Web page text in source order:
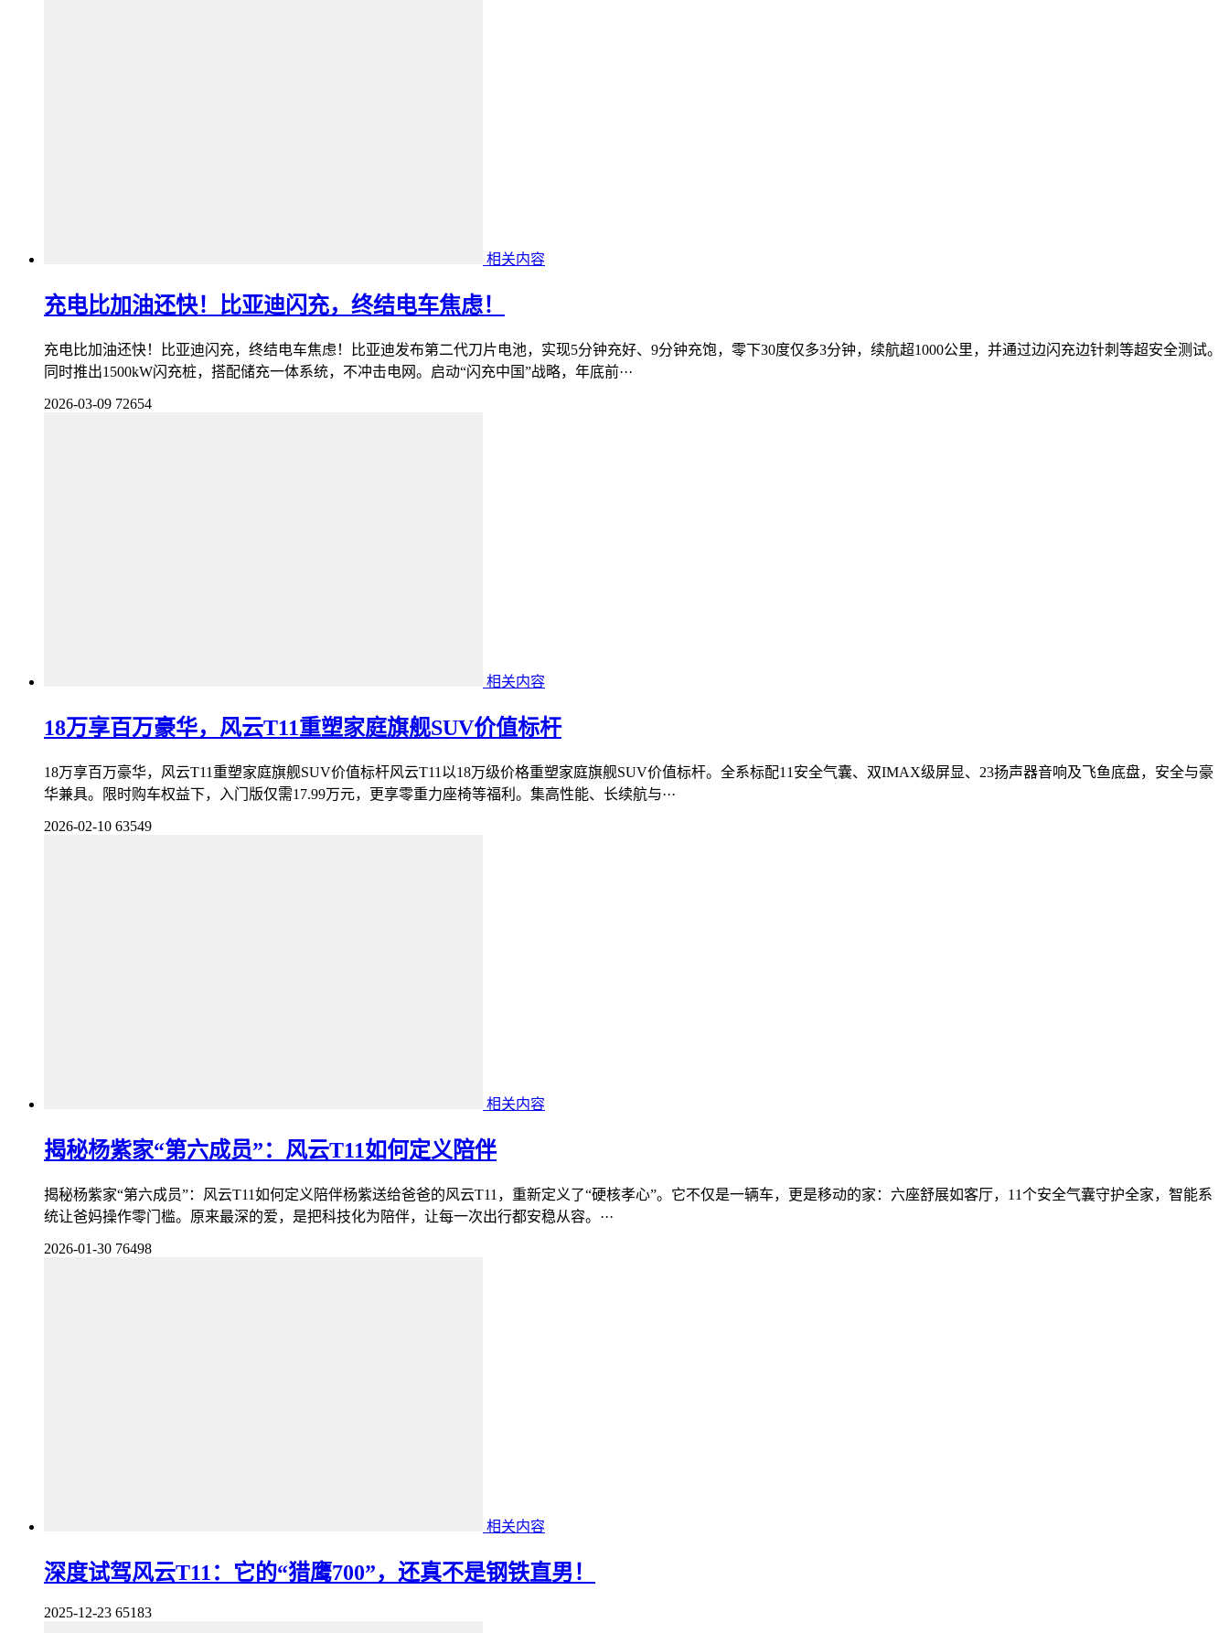
相关内容
充电比加油还快！比亚迪闪充，终结电车焦虑！
充电比加油还快！比亚迪闪充，终结电车焦虑！比亚迪发布第二代刀片电池，实现5分钟充好、9分钟充饱，零下30度仅多3分钟，续航超1000公里，并通过边闪充边针刺等超安全测试。
同时推出1500kW闪充桩，搭配储充一体系统，不冲击电网。启动“闪充中国”战略，年底前···
2026-03-09 72654
相关内容
18万享百万豪华，风云T11重塑家庭旗舰SUV价值标杆
18万享百万豪华，风云T11重塑家庭旗舰SUV价值标杆风云T11以18万级价格重塑家庭旗舰SUV价值标杆。全系标配11安全气囊、双IMAX级屏显、23扬声器音响及飞鱼底盘，安全与豪
华兼具。限时购车权益下，入门版仅需17.99万元，更享零重力座椅等福利。集高性能、长续航与···
2026-02-10 63549
相关内容
揭秘杨紫家“第六成员”：风云T11如何定义陪伴
揭秘杨紫家“第六成员”：风云T11如何定义陪伴杨紫送给爸爸的风云T11，重新定义了“硬核孝心”。它不仅是一辆车，更是移动的家：六座舒展如客厅，11个安全气囊守护全家，智能系
统让爸妈操作零门槛。原来最深的爱，是把科技化为陪伴，让每一次出行都安稳从容。···
2026-01-30 76498
相关内容
深度试驾风云T11：它的“猎鹰700”，还真不是钢铁直男！
2025-12-23 65183